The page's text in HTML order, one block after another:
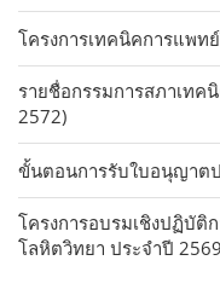
โครงการเทคนิคการแพท
รายชื่อกรรมการสภาเทค
2572)
ขั้นตอนการรับใบอนุญาต
โครงการอบรมเชิงปฏิบัติ
โลหิตวิทยา ประจำปี